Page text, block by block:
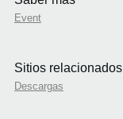
Event
Sitios relacionados
Descargas